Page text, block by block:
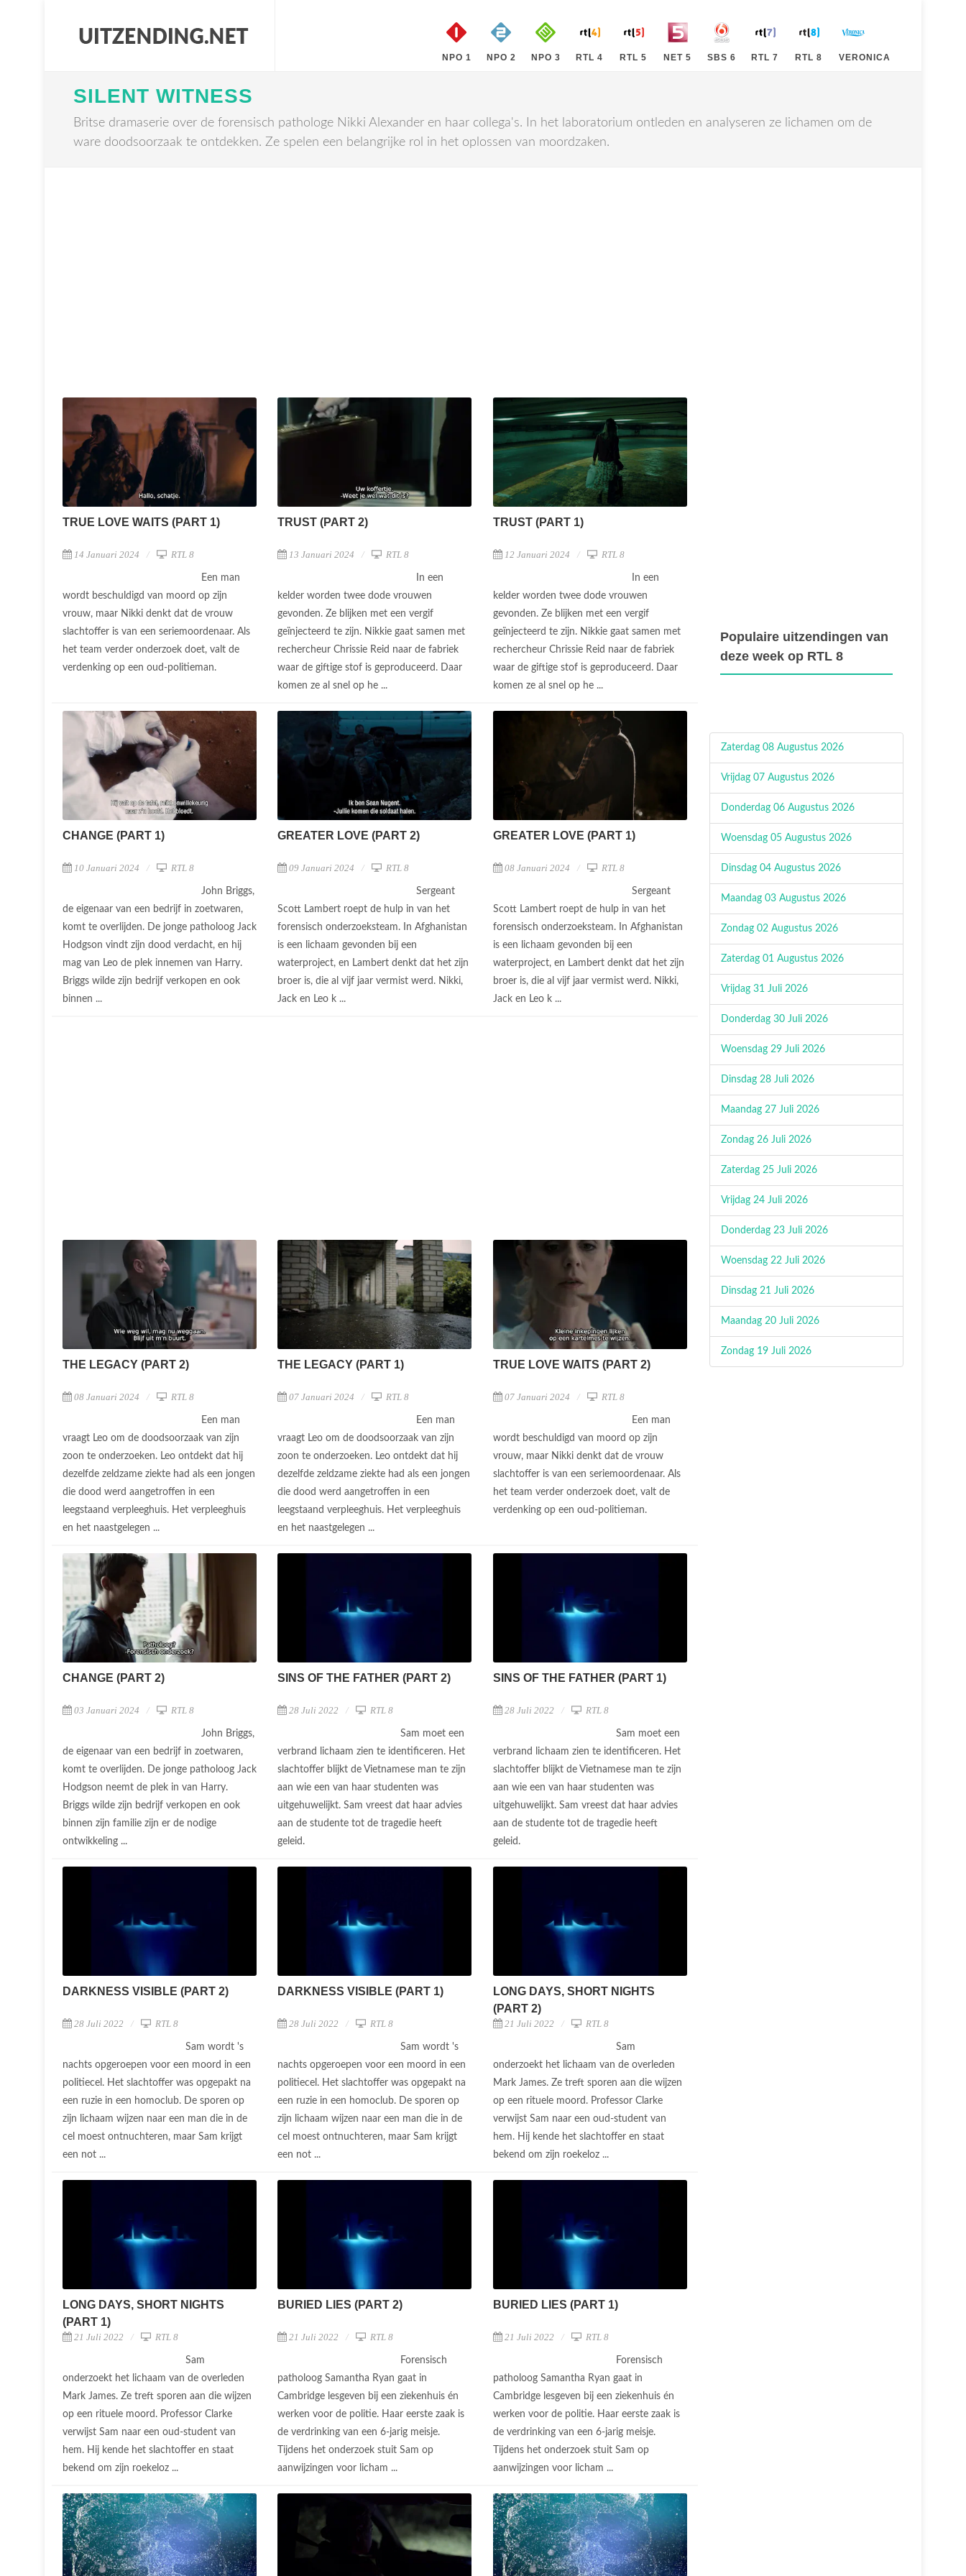
NPO 1 NPO 2 NPO 3 RTL 4 RTL 5 NET 5 SBS 6 RTL 7 RTL 8 VERONICA
SILENT WITNESS
Britse dramaserie over de forensisch pathologe Nikki Alexander en haar collega's. In het laboratorium ontleden en analyseren ze lichamen om de
ware doodsoorzaak te ontdekken. Ze spelen een belangrijke rol in het oplossen van moordzaken.
TRUE LOVE WAITS (PART 1)
14 Januari 2024 RTL 8
Een man
wordt beschuldigd van moord op zijn
vrouw, maar Nikki denkt dat de vrouw
slachtoffer is van een seriemoordenaar. Als
het team verder onderzoek doet, valt de
verdenking op een oud-politieman.
TRUST (PART 2)
13 Januari 2024 RTL 8
In een
kelder worden twee dode vrouwen
gevonden. Ze blijken met een vergif
geïnjecteerd te zijn. Nikkie gaat samen met
rechercheur Chrissie Reid naar de fabriek
waar de giftige stof is geproduceerd. Daar
komen ze al snel op he ...
TRUST (PART 1)
12 Januari 2024 RTL 8
In een
kelder worden twee dode vrouwen
gevonden. Ze blijken met een vergif
geïnjecteerd te zijn. Nikkie gaat samen met
rechercheur Chrissie Reid naar de fabriek
waar de giftige stof is geproduceerd. Daar
komen ze al snel op he ...
CHANGE (PART 1)
10 Januari 2024 RTL 8
John Briggs,
de eigenaar van een bedrijf in zoetwaren,
komt te overlijden. De jonge patholoog Jack
Hodgson vindt zijn dood verdacht, en hij
mag van Leo de plek innemen van Harry.
Briggs wilde zijn bedrijf verkopen en ook
binnen ...
GREATER LOVE (PART 2)
09 Januari 2024 RTL 8
Sergeant
Scott Lambert roept de hulp in van het
forensisch onderzoeksteam. In Afghanistan
is een lichaam gevonden bij een
waterproject, en Lambert denkt dat het zijn
broer is, die al vijf jaar vermist werd. Nikki,
Jack en Leo k ...
GREATER LOVE (PART 1)
08 Januari 2024 RTL 8
Sergeant
Scott Lambert roept de hulp in van het
forensisch onderzoeksteam. In Afghanistan
is een lichaam gevonden bij een
waterproject, en Lambert denkt dat het zijn
broer is, die al vijf jaar vermist werd. Nikki,
Jack en Leo k ...
THE LEGACY (PART 2)
08 Januari 2024 RTL 8
Een man
vraagt Leo om de doodsoorzaak van zijn
zoon te onderzoeken. Leo ontdekt dat hij
dezelfde zeldzame ziekte had als een jongen
die dood werd aangetroffen in een
leegstaand verpleeghuis. Het verpleeghuis
en het naastgelegen ...
THE LEGACY (PART 1)
07 Januari 2024 RTL 8
Een man
vraagt Leo om de doodsoorzaak van zijn
zoon te onderzoeken. Leo ontdekt dat hij
dezelfde zeldzame ziekte had als een jongen
die dood werd aangetroffen in een
leegstaand verpleeghuis. Het verpleeghuis
en het naastgelegen ...
TRUE LOVE WAITS (PART 2)
07 Januari 2024 RTL 8
Een man
wordt beschuldigd van moord op zijn
vrouw, maar Nikki denkt dat de vrouw
slachtoffer is van een seriemoordenaar. Als
het team verder onderzoek doet, valt de
verdenking op een oud-politieman.
CHANGE (PART 2)
03 Januari 2024 RTL 8
John Briggs,
de eigenaar van een bedrijf in zoetwaren,
komt te overlijden. De jonge patholoog Jack
Hodgson neemt de plek in van Harry.
Briggs wilde zijn bedrijf verkopen en ook
binnen zijn familie zijn er de nodige
ontwikkeling ...
SINS OF THE FATHER (PART 2)
28 Juli 2022 RTL 8
Sam moet een
verbrand lichaam zien te identificeren. Het
slachtoffer blijkt de Vietnamese man te zijn
aan wie een van haar studenten was
uitgehuwelijkt. Sam vreest dat haar advies
aan de studente tot de tragedie heeft
geleid.
SINS OF THE FATHER (PART 1)
28 Juli 2022 RTL 8
Sam moet een
verbrand lichaam zien te identificeren. Het
slachtoffer blijkt de Vietnamese man te zijn
aan wie een van haar studenten was
uitgehuwelijkt. Sam vreest dat haar advies
aan de studente tot de tragedie heeft
geleid.
DARKNESS VISIBLE (PART 2)
28 Juli 2022 RTL 8
Sam wordt 's
nachts opgeroepen voor een moord in een
politiecel. Het slachtoffer was opgepakt na
een ruzie in een homoclub. De sporen op
zijn lichaam wijzen naar een man die in de
cel moest ontnuchteren, maar Sam krijgt
een not ...
DARKNESS VISIBLE (PART 1)
28 Juli 2022 RTL 8
Sam wordt 's
nachts opgeroepen voor een moord in een
politiecel. Het slachtoffer was opgepakt na
een ruzie in een homoclub. De sporen op
zijn lichaam wijzen naar een man die in de
cel moest ontnuchteren, maar Sam krijgt
een not ...
LONG DAYS, SHORT NIGHTS
(PART 2)
21 Juli 2022 RTL 8
Sam
onderzoekt het lichaam van de overleden
Mark James. Ze treft sporen aan die wijzen
op een rituele moord. Professor Clarke
verwijst Sam naar een oud-student van
hem. Hij kende het slachtoffer en staat
bekend om zijn roekeloz ...
LONG DAYS, SHORT NIGHTS
(PART 1)
21 Juli 2022 RTL 8
Sam
onderzoekt het lichaam van de overleden
Mark James. Ze treft sporen aan die wijzen
op een rituele moord. Professor Clarke
verwijst Sam naar een oud-student van
hem. Hij kende het slachtoffer en staat
bekend om zijn roekeloz ...
BURIED LIES (PART 2)
21 Juli 2022 RTL 8
Forensisch
patholoog Samantha Ryan gaat in
Cambridge lesgeven bij een ziekenhuis én
werken voor de politie. Haar eerste zaak is
de verdrinking van een 6-jarig meisje.
Tijdens het onderzoek stuit Sam op
aanwijzingen voor licham ...
BURIED LIES (PART 1)
21 Juli 2022 RTL 8
Forensisch
patholoog Samantha Ryan gaat in
Cambridge lesgeven bij een ziekenhuis én
werken voor de politie. Haar eerste zaak is
de verdrinking van een 6-jarig meisje.
Tijdens het onderzoek stuit Sam op
aanwijzingen voor licham ...
Populaire uitzendingen van
deze week op RTL 8
Zaterdag 08 Augustus 2026
Vrijdag 07 Augustus 2026
Donderdag 06 Augustus 2026
Woensdag 05 Augustus 2026
Dinsdag 04 Augustus 2026
Maandag 03 Augustus 2026
Zondag 02 Augustus 2026
Zaterdag 01 Augustus 2026
Vrijdag 31 Juli 2026
Donderdag 30 Juli 2026
Woensdag 29 Juli 2026
Dinsdag 28 Juli 2026
Maandag 27 Juli 2026
Zondag 26 Juli 2026
Zaterdag 25 Juli 2026
Vrijdag 24 Juli 2026
Donderdag 23 Juli 2026
Woensdag 22 Juli 2026
Dinsdag 21 Juli 2026
Maandag 20 Juli 2026
Zondag 19 Juli 2026